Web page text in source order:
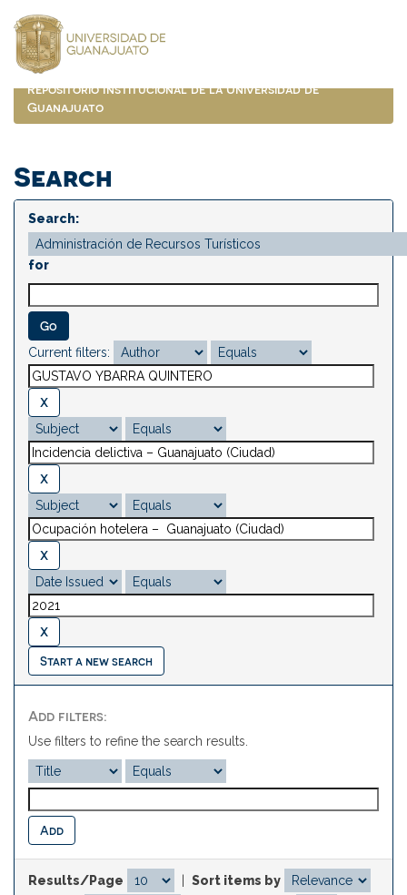
navigation
Repositorio Institucional de la Universidad de
Guanajuato
Search
Search:
for
Current filters:
Start a new search
Add filters:
Use filters to refine the search results.
Results/Page
Sort items by